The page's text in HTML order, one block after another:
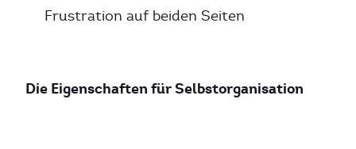
Frustration auf beiden Seiten
Die Eigenschaften für Selbstorganisation